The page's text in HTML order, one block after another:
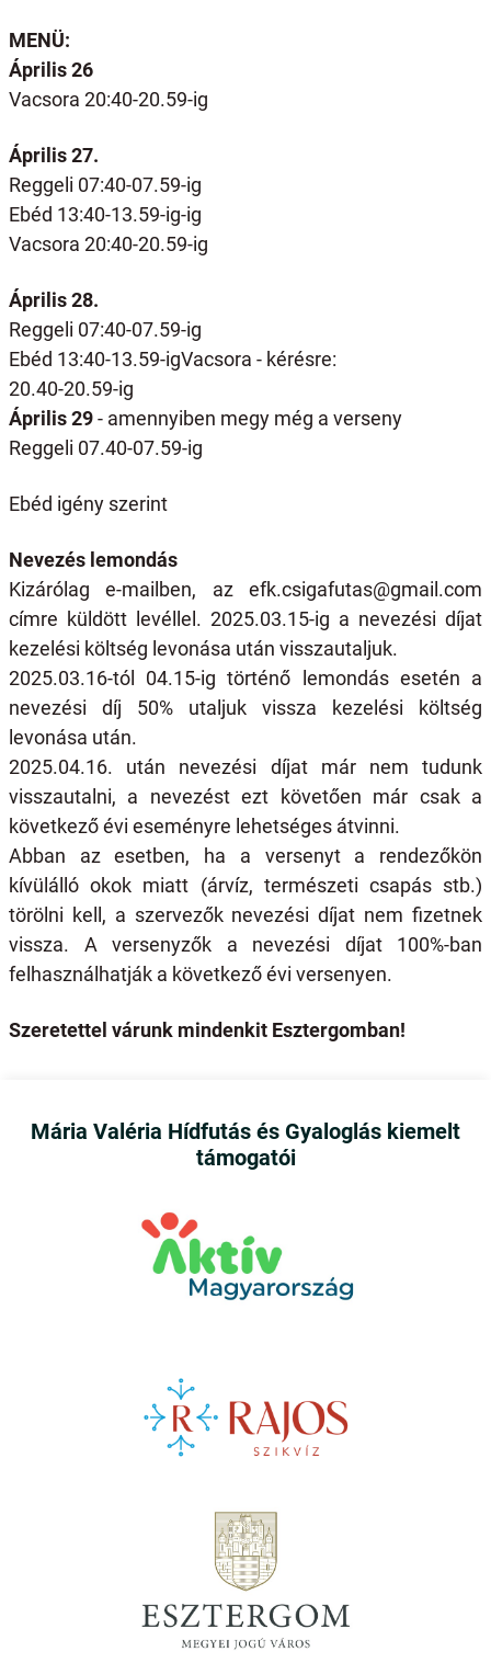
MENÜ:
Április 26
Vacsora 20:40-20.59-ig
Április 27.
Reggeli 07:40-07.59-ig
Ebéd 13:40-13.59-ig-ig
Vacsora 20:40-20.59-ig
Április 28.
Reggeli 07:40-07.59-ig
Ebéd 13:40-13.59-igVacsora - kérésre:
20.40-20.59-ig
Április 29- amennyiben megy még a verseny
Reggeli 07.40-07.59-ig
Ebéd igény szerint
Nevezés lemondás
Kizárólag e-mailben, az efk.csigafutas@gmail.com
címre küldött levéllel. 2025.03.15-ig a nevezési díjat
kezelési költség levonása után visszautaljuk.
2025.03.16-tól 04.15-ig történő lemondás esetén a
nevezési díj 50% utaljuk vissza kezelési költség
levonása után.
2025.04.16. után nevezési díjat már nem tudunk
visszautalni, a nevezést ezt követően már csak a
következő évi eseményre lehetséges átvinni.
Abban az esetben, ha a versenyt a rendezőkön
kívülálló okok miatt (árvíz, természeti csapás stb.)
törölni kell, a szervezők nevezési díjat nem fizetnek
vissza. A versenyzők a nevezési díjat 100%-ban
felhasználhatják a következő évi versenyen.
Szeretettel várunk mindenkit Esztergomban!
Mária Valéria Hídfutás és Gyaloglás kiemelt
támogatói